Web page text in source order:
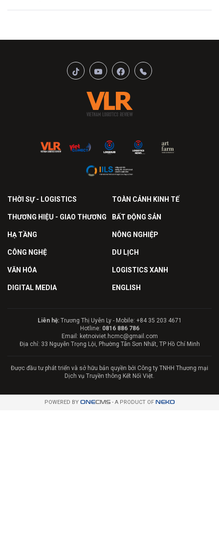
THỜI SỰ - LOGISTICS TOÀN CẢNH KINH TẾ
THƯƠNG HIỆU - GIAO THƯƠNG BẤT ĐỘNG SẢN
HẠ TẦNG NÔNG NGHIỆP
CÔNG NGHỆ DU LỊCH
VĂN HÓA LOGISTICS XANH
DIGITAL MEDIA ENGLISH
Liên hệ:Trương Thị Uyên Ly - Mobile: +84 35 203 4671
Hotline: 0816 886 786
Email: ketnoiviet.hcmc@gmail.com
Địa chỉ: 33 Nguyễn Trọng Lội, Phường Tân Sơn Nhất, TP Hồ Chí Minh
Được đầu tư phát triển và sở hữu bản quyền bởi Công ty TNHH Thương mại
Dịch vụ Truyền thông Kết Nối Việt.
POWERED BY ONECMS- A PRODUCT OF NEKO